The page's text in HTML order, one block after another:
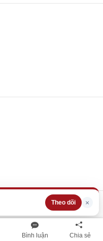
Bình luận Chia sẻ
Theo dõi ×